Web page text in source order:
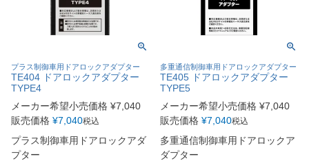
プラス制御車用ドアロックアダプター
TE404 ドアロックアダプター
TYPE4
メーカー希望小売価格 ¥7,040
販売価格 ¥7,040税込
プラス制御車用ドアロックアダ
プター
多重通信制御車用ドアロックアダプター
TE405 ドアロックアダプター
TYPE5
メーカー希望小売価格 ¥7,040
販売価格 ¥7,040税込
多重通信制御車用ドアロックア
ダプター